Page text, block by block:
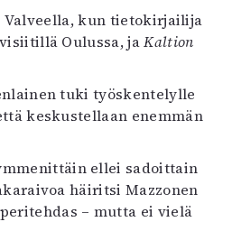
kun tietokirjailija
Oulussa, jaKaltion
tuki työskentelylle
keskustellaan enemmän
ellei sadoittain
häiritsi Mazzonen
– mutta ei vielä